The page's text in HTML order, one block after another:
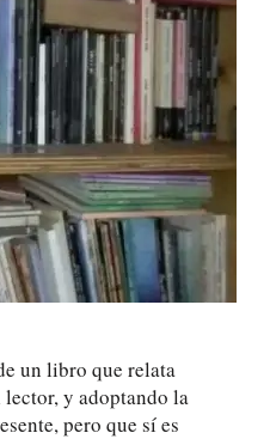
un libro que relata
y adoptando la
pero que sí es